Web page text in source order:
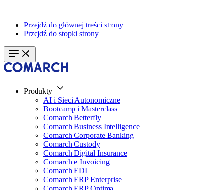
Przejdź do głównej treści strony
Przejdź do stopki strony
Produkty
AI i Sieci Autonomiczne
Bootcamp i Masterclass
Comarch Betterfly
Comarch Business Intelligence
Comarch Corporate Banking
Comarch Custody
Comarch Digital Insurance
Comarch e-Invoicing
Comarch EDI
Comarch ERP Enterprise
Comarch ERP Optima